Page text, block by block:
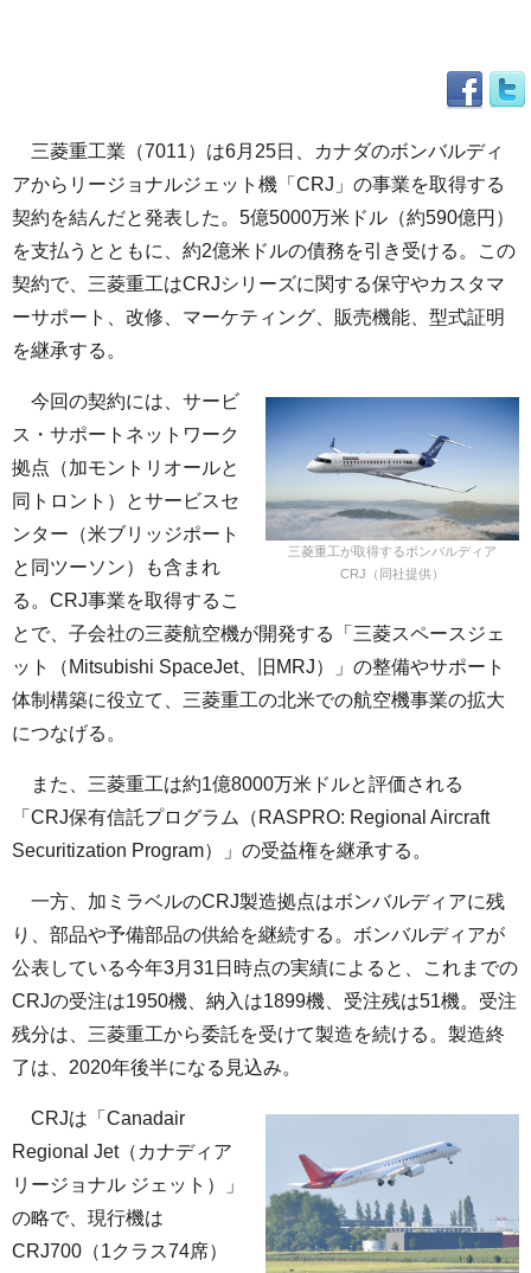
三菱重工業（7011）は6月25日、カナダのボンバルディ
アからリージョナルジェット機「CRJ」の事業を取得する
契約を結んだと発表した。5億5000万米ドル（約590億円）
を支払うとともに、約2億米ドルの債務を引き受ける。この
契約で、三菱重工はCRJシリーズに関する保守やカスタマ
ーサポート、改修、マーケティング、販売機能、型式証明
を継承する。
三菱重工が取得するボンバルディア
CRJ（同社提供）
今回の契約には、サービ
ス・サポートネットワーク
拠点（加モントリオールと
同トロント）とサービスセ
ンター（米ブリッジポート
と同ツーソン）も含まれ
る。CRJ事業を取得するこ
とで、子会社の三菱航空機が開発する「三菱スペースジェ
ット（Mitsubishi SpaceJet、旧MRJ）」の整備やサポート
体制構築に役立て、三菱重工の北米での航空機事業の拡大
につなげる。
また、三菱重工は約1億8000万米ドルと評価される
「CRJ保有信託プログラム（RASPRO: Regional Aircraft
Securitization Program）」の受益権を継承する。
一方、加ミラベルのCRJ製造拠点はボンバルディアに残
り、部品や予備部品の供給を継続する。ボンバルディアが
公表している今年3月31日時点の実績によると、これまでの
CRJの受注は1950機、納入は1899機、受注残は51機。受注
残分は、三菱重工から委託を受けて製造を続ける。製造終
了は、2020年後半になる見込み。
CRJは「Canadair
Regional Jet（カナディア
リージョナル ジェット）」
の略で、現行機は
CRJ700（1クラス74席）